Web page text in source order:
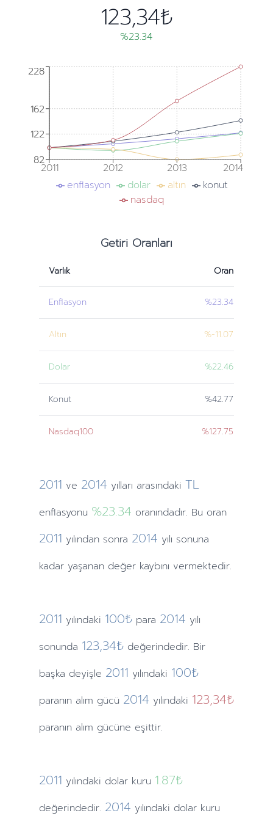
123,34₺
%23.34
2011 2012 2013 2014
82
122
162
228
82
122
162
228
enflasyon dolar altın
konut
nasdaq
Getiri Oranları
Varlık Oran
Enflasyon %23.34
Altın %-11.07
Dolar %22.46
Konut %42.77
Nasdaq100 %127.75
2011 ve 2014 yılları arasındaki TL
enflasyonu %23.34 oranındadır. Bu oran
2011 yılındansonra 2014 yılı sonuna
kadar yaşanan değer kaybını vermektedir.
2011 yılındaki 100₺ para 2014 yılı
sonunda 123,34₺ değerindedir. Bir
başka deyişle 2011 yılındaki 100₺
paranın alım gücü 2014 yılındaki 123,34₺
paranın alım gücüne eşittir.
2011 yılındaki dolar kuru 1.87₺
değerindedir. 2014 yılındaki dolar kuru